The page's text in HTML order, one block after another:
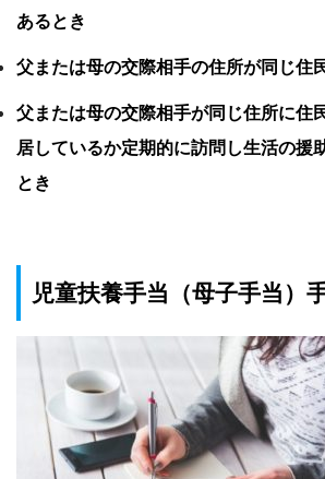
あるとき
父または母の交際相手の住所が同じ住
父または母の交際相手が同じ住所に住
居しているか定期的に訪問し生活の援
とき
児童扶養手当（母子手当）